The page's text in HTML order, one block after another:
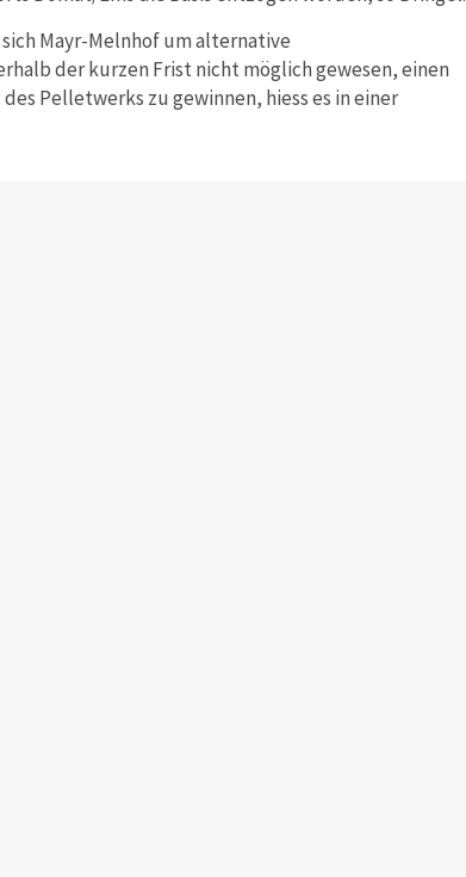
Mayr-Melnhof um alternative
der kurzen Frist nicht möglich gewesen, einen
Pelletwerks zu gewinnen, hiess es in einer